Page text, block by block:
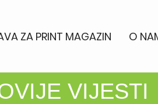
ZA PRINT MAGAZIN O
VIJESTI